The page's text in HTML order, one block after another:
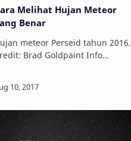
Melihat Hujan Meteor
Benar
meteor Perseid tahun 2016.
Brad Goldpaint Info
langit lainnya. Bila tidak